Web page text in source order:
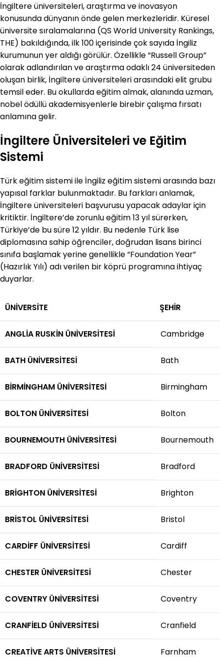
İngiltere üniversiteleri, araştırma ve inovasyon
konusunda dünyanın önde gelen merkezleridir. Küresel
üniversite sıralamalarına (QS World University Rankings,
THE) bakıldığında, ilk 100 içerisinde çok sayıda İngiliz
kurumunun yer aldığı görülür. Özellikle “Russell Group”
olarak adlandırılan ve araştırma odaklı 24 üniversiteden
oluşan birlik, İngiltere üniversiteleri arasındaki elit grubu
temsil eder. Bu okullarda eğitim almak, alanında uzman,
nobel ödüllü akademisyenlerle birebir çalışma fırsatı
anlamına gelir.
İngiltere Üniversiteleri ve Eğitim
Sistemi
Türk eğitim sistemi ile İngiliz eğitim sistemi arasında bazı
yapısal farklar bulunmaktadır. Bu farkları anlamak,
İngiltere üniversiteleri başvurusu yapacak adaylar için
kritiktir. İngiltere’de zorunlu eğitim 13 yıl sürerken,
Türkiye’de bu süre 12 yıldır. Bu nedenle Türk lise
diplomasına sahip öğrenciler, doğrudan lisans birinci
sınıfa başlamak yerine genellikle “Foundation Year”
(Hazırlık Yılı) adı verilen bir köprü programına ihtiyaç
duyarlar.
ÜNIVERSITE ŞEHIR
ANGLIA RUSKIN ÜNIVERSITESI Cambridge
BATH ÜNIVERSITESI Bath
BIRMINGHAM ÜNIVERSITESI Birmingham
BOLTON ÜNIVERSITESI Bolton
BOURNEMOUTH ÜNIVERSITESI Bournemouth
BRADFORD ÜNIVERSITESI Bradford
BRIGHTON ÜNIVERSITESI Brighton
BRISTOL ÜNIVERSITESI Bristol
CARDIFF ÜNIVERSITESI Cardiff
CHESTER ÜNIVERSITESI Chester
COVENTRY ÜNIVERSITESI Coventry
CRANFIELD ÜNIVERSITESI Cranfield
CREATIVE ARTS ÜNIVERSITESI Farnham